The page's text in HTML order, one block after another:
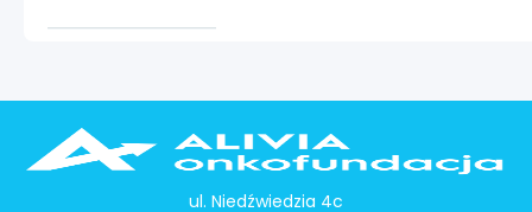
ul. Niedźwiedzia 4c